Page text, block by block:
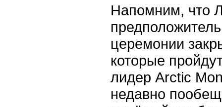
Напомним, что
церемонии
которые
лидер Arctic
недавно